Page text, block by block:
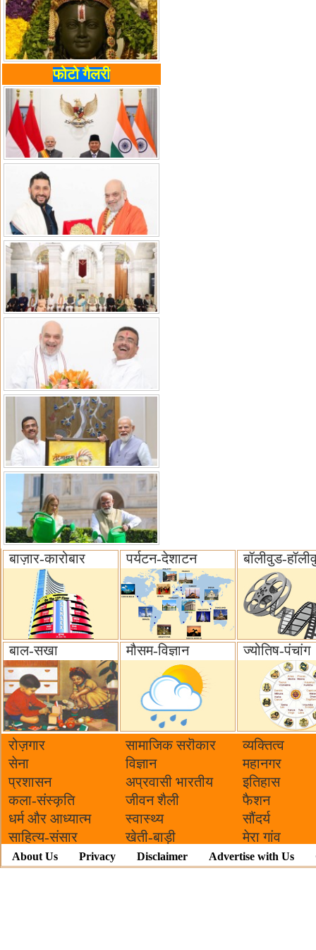
फोटो गैलरी
बाज़ार-कारोबार पर्यटन-देशाटन बॉलीवुड-
बाल-सखा मौसम-विज्ञान ज्योतिष-पंचांग
रोज़गार सामाजिक सरॊकार‌
व्यक्तित्व
सेना
विज्ञान
महानगर
प्रशासन
अप्रवासी भारतीय
इतिहास
कला-संस्कृति
जीवन शैली
फैशन
धर्म और आध्यात्म
स्वास्थ्य
सौंदर्य
साहित्य-संसार
खेती-बाड़ी मेरा गांव
About Us Privacy Disclaimer Advertise with Us